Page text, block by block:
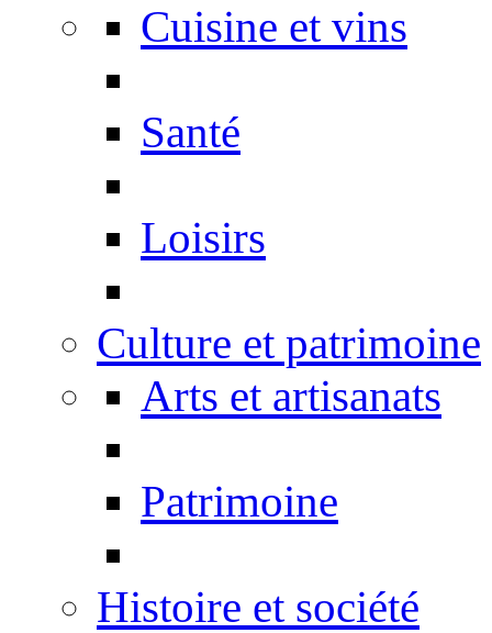
Cuisine et vins
Santé
Loisirs
Culture et patrimoine
Arts et artisanats
Patrimoine
Histoire et société